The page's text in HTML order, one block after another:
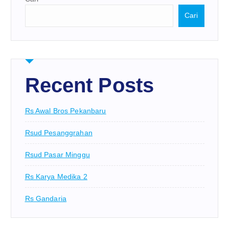
Cari
Recent Posts
Rs Awal Bros Pekanbaru
Rsud Pesanggrahan
Rsud Pasar Minggu
Rs Karya Medika 2
Rs Gandaria